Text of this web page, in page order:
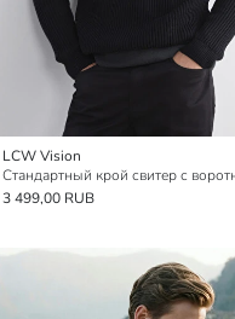
LCW Vision
3 499,00 RUB